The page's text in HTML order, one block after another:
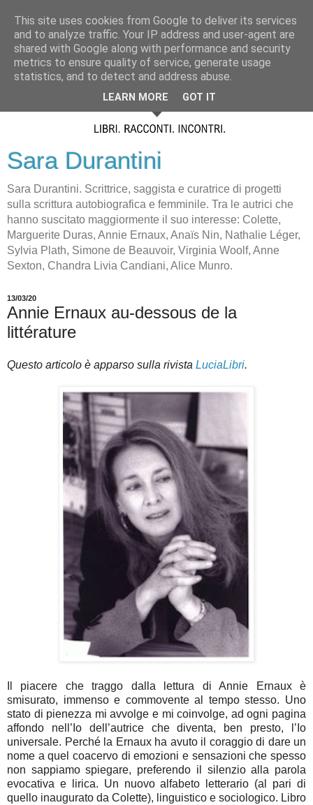
Sara Durantini
Sara Durantini. Scrittrice, saggista e curatrice di progetti
sulla scrittura autobiografica e femminile. Tra le autrici che
hanno suscitato maggiormente il suo interesse: Colette,
Marguerite Duras, Annie Ernaux, Anaïs Nin, Nathalie Léger,
Sylvia Plath, Simone de Beauvoir, Virginia Woolf, Anne
Sexton, Chandra Livia Candiani, Alice Munro.
13/03/20
Annie Ernaux au-dessous de la
littérature
Questo articolo è apparso sulla rivista LuciaLibri.
Il piacere che traggo dalla lettura di Annie Ernaux è
smisurato, immenso e commovente al tempo stesso. Uno
stato di pienezza mi avvolge e mi coinvolge, ad ogni pagina
affondo nell’Io dell’autrice che diventa, ben presto, l’Io
universale. Perché la Ernaux ha avuto il coraggio di dare un
nome a quel coacervo di emozioni e sensazioni che spesso
non sappiamo spiegare, preferendo il silenzio alla parola
evocativa e lirica. Un nuovo alfabeto letterario (al pari di
quello inaugurato da Colette), linguistico e sociologico. Libro
This site uses cookies from Google to deliver its services
and to analyze traffic. Your IP address and user-agent are
shared with Google along with performance and security
metrics to ensure quality of service, generate usage
statistics, and to detect and address abuse.
LEARN MORE GOT IT